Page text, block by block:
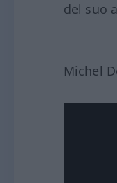
del suo
Michel